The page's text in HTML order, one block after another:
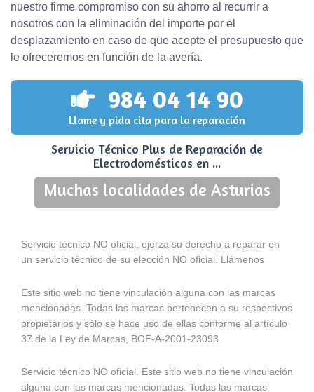
nuestro firme compromiso con su ahorro al recurrir a
nosotros con la eliminación del importe por el
desplazamiento en caso de que acepte el presupuesto que
le ofreceremos en función de la avería.
984 04 14 90
Llame y pida cita para la reparación
Servicio Técnico Plus de Reparación de
Electrodomésticos en ...
Muchas localidades de Asturias
Servicio técnico NO oficial, ejerza su derecho a reparar en
un servicio técnico de su elección NO oficial. Llámenos
Este sitio web no tiene vinculación alguna con las marcas
mencionadas. Todas las marcas pertenecen a su respectivos
propietarios y sólo se hace uso de ellas conforme al artículo
37 de la Ley de Marcas, BOE-A-2001-23093
Servicio técnico NO oficial. Este sitio web no tiene vinculación
alguna con las marcas mencionadas. Todas las marcas